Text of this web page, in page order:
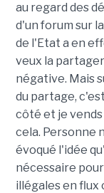
au regard des
d'un forum sur
de l'Etat a en
veux la
négative. Mais
du partage,
côté et je
cela. Personne
évoqué l'idée
nécessaire
illégales en flux